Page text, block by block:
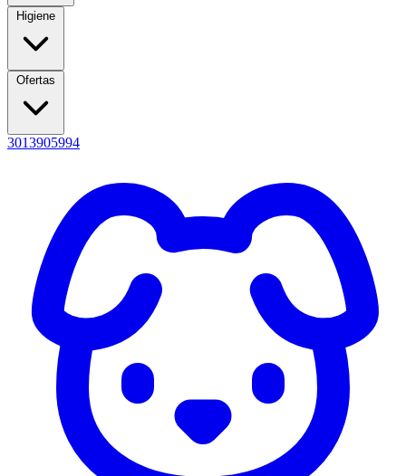
Higiene
Ofertas
3013905994